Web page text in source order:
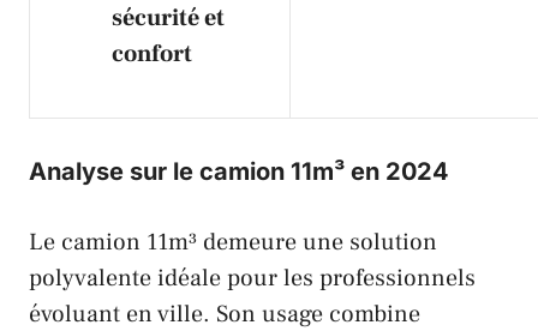
sécurité et
confort
Analyse sur le camion 11m³ en 2024
Le camion 11m³ demeure une solution
polyvalente idéale pour les professionnels
évoluant en ville. Son usage combine